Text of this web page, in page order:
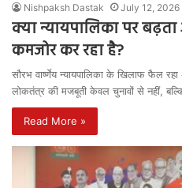
Nishpaksh Dastak July 12, 2026
क्या न्यायपालिका पर
कमजोर कर रहा है?
सौरभ वार्ष्णेय न्यायपालिका के खिलाफ फैल
लोकतंत्र की मजबूती केवल चुनावों से नहीं,
Read More »